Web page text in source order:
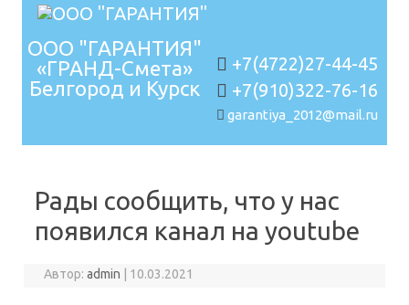
+7(4722)27-44-45
+7(910)322-76-16
garantiya_2012@mail.ru
ООО "ГАРАНТИЯ"
«ГРАНД-Смета»
Белгород и Курск
Рады сообщить, что у нас
появился канал на youtube
Автор:admin 10.03.2021